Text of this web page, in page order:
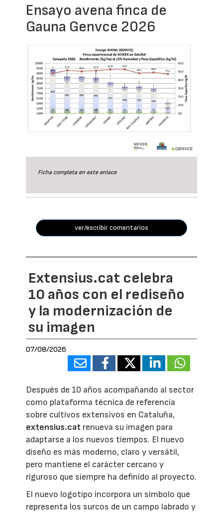
Ensayo avena finca de
Gauna Genvce 2026
Ficha completa en este enlace
ver/escribir comentarios
Extensius.cat celebra
10 años con el rediseño
y la modernización de
su imagen
07/08/2026
Después de 10 años acompañando al sector
como plataforma técnica de referencia
sobre cultivos extensivos en Cataluña,
extensius.cat renueva su imagen para
adaptarse a los nuevos tiempos. El nuevo
diseño es más moderno, claro y versátil,
pero mantiene el carácter cercano y
riguroso que siempre ha definido al proyecto.
El nuevo logotipo incorpora un símbolo que
representa los surcos de un campo labrado y